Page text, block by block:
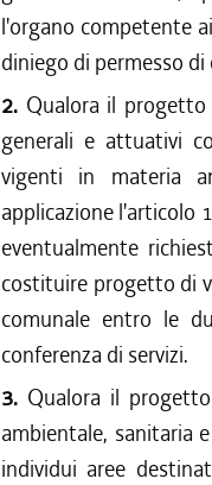
l'organo competente
diniego di permesso
2. Qualora il
generali e attuativi
vigenti in materia
applicazione l'articolo
eventualmente
costituire progetto di
comunale entro le
conferenza di servizi.
3. Qualora il
ambientale, sanitaria
individui aree